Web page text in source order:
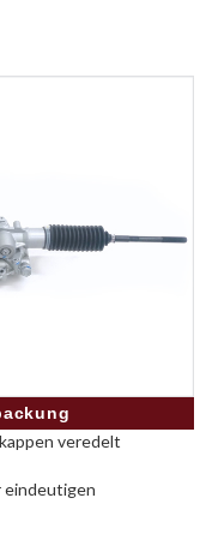
veredelt
eindeutigen